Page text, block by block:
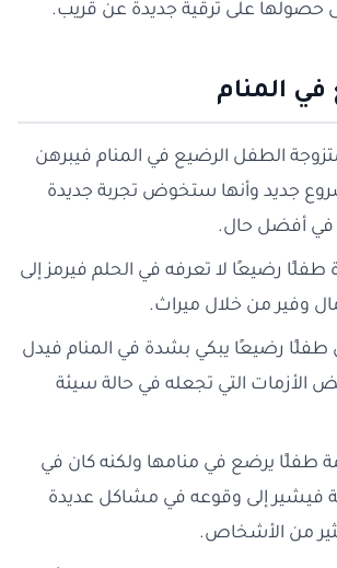
حصولها على ترقية جديدة عن قريب.
في المنام
الطفل الرضيع في المنام فيبرهن
جديد وأنها ستخوض تجربة جديدة
أفضل حال.
طفلًا رضيعًا لا تعرفه في الحلم فيرمز إلى
وفير من خلال ميراث.
طفلًا رضيعًا يبكي بشدة في المنام فيدل
الأزمات التي تجعله في حالة سيئة
طفلًا يرضع في منامها ولكنه كان في
فيشير إلى وقوعه في مشاكل عديدة
من الأشخاص.